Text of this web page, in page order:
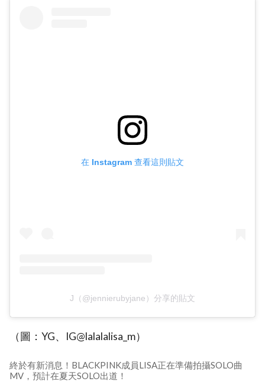
在 Instagram 查看這則貼文
J（@jennierubyjane）分享的貼文
（圖：YG、IG@lalalalisa_m）
終於有新消息！BLACKPINK成員LISA正在準備拍攝SOLO曲
MV，預計在夏天SOLO出道！